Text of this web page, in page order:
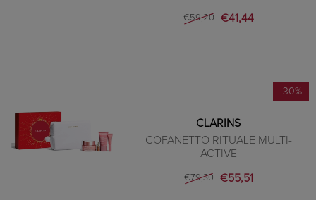
€59,20 €41,44
-30%
CLARINS
COFANETTO RITUALE MULTI-
ACTIVE
€79,30 €55,51